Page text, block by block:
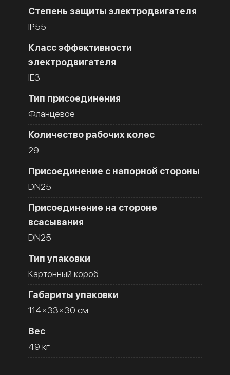
Степень защиты электродвигателя
IP55
Класс эффективности
электродвигателя
IE3
Тип присоединения
Фланцевое
Количество рабочих колес
29
Присоединение с напорной стороны
DN25
Присоединение на стороне
всасывания
DN25
Тип упаковки
Картонный короб
Габариты упаковки
114×33×30 см
Вес
49 кг